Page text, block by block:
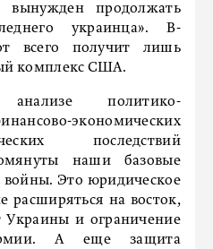
вынужден продолжать
украинца». В-
всего получит лишь
комплекс США.
политико-
экономических
последствий
наши базовые
войны. Это юридическое
расширяться на восток,
Украины и ограничение
А еще защита